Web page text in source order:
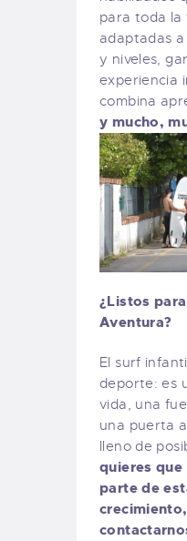
para toda la
adaptadas
y niveles,
experiencia
combina
y mucho,
¿Listos
Aventura?
El surf
deporte: es
vida, una
una puerta
lleno de
quieres
parte de